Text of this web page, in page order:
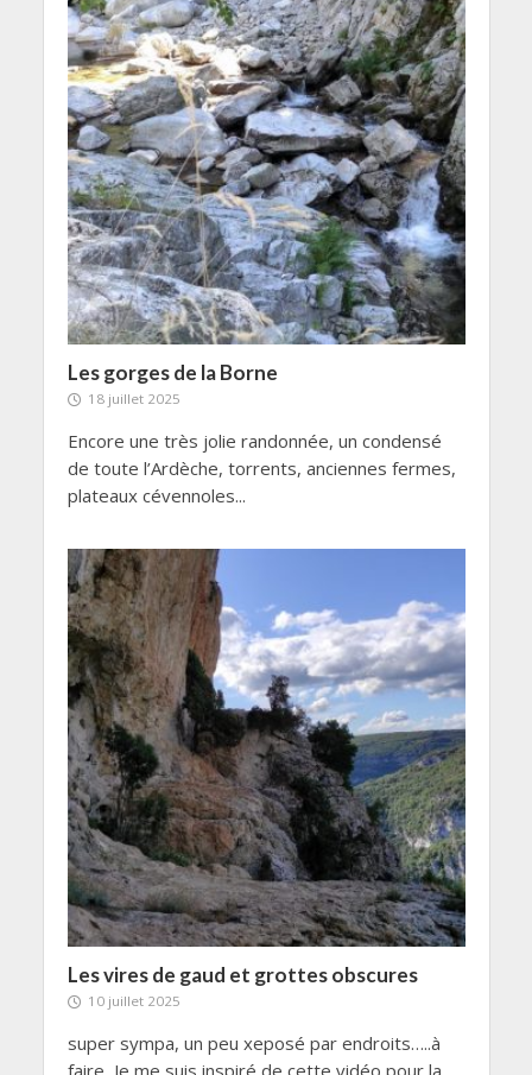
Les gorges de la Borne
18 juillet 2025
Encore une très jolie randonnée, un condensé
de toute l’Ardèche, torrents, anciennes fermes,
plateaux cévennoles...
Les vires de gaud et grottes obscures
10 juillet 2025
super sympa, un peu xeposé par endroits…..à